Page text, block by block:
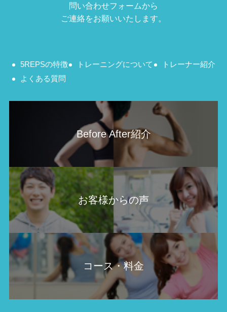
問い合わせフォームから
ご連絡をお願いいたします。
5REPSの特徴 トレーニングについて
トレーナー紹介
よくある質問
Before After紹介
お客様からの声
コース・料金